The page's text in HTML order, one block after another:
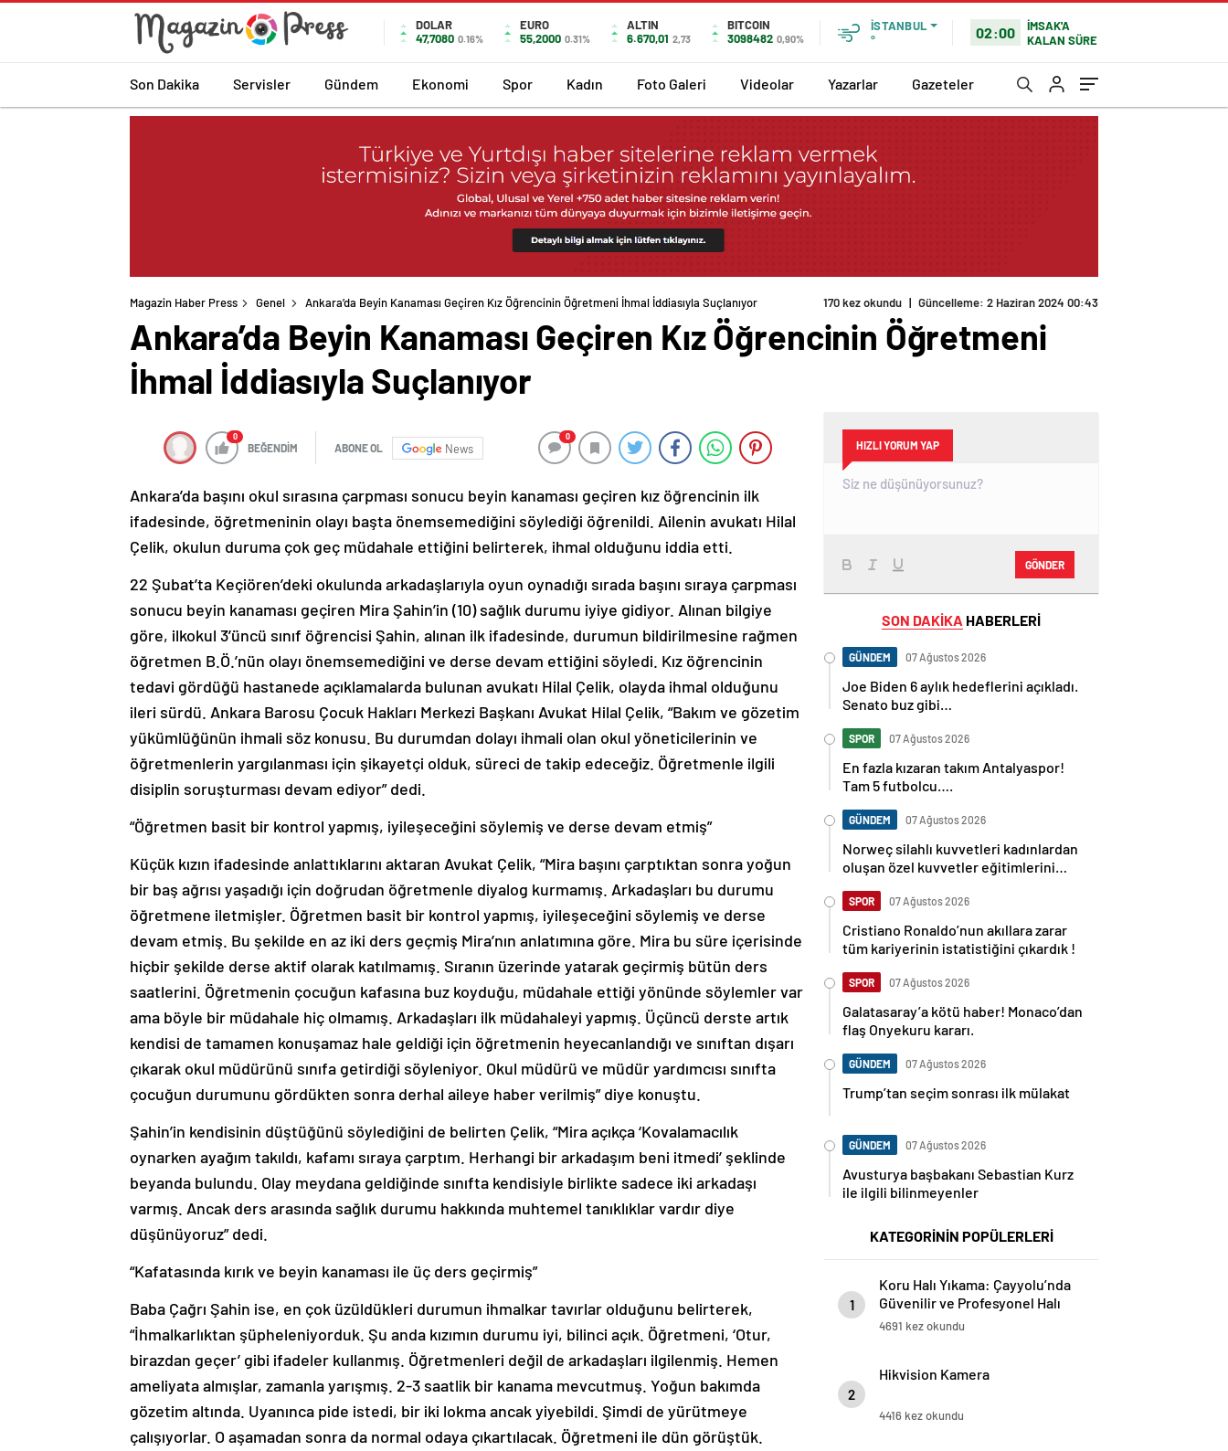
DOLAR
47,7080 0.16%
EURO
55,2000 0.31%
ALTIN
6.670,01 2,73
BITCOIN
3098482 0,90%
İSTANBUL
°
02:00
İMSAK'A
KALAN SÜRE
Son Dakika Servisler Gündem Ekonomi Spor Kadın Foto Galeri Videolar Yazarlar Gazeteler
Magazin Haber Press Genel Ankara’da Beyin Kanaması Geçiren Kız Öğrencinin Öğretmeni İhmal İddiasıyla Suçlanıyor 170 kez okundu | Güncelleme: 2 Haziran 2024 00:43
Ankara’da Beyin Kanaması Geçiren Kız Öğrencinin Öğretmeni
İhmal İddiasıyla Suçlanıyor
0
BEĞENDİM ABONE OL News
0
Ankara’da başını okul sırasına çarpması sonucu beyin kanaması geçiren kız öğrencinin ilk
ifadesinde, öğretmeninin olayı başta önemsemediğini söylediği öğrenildi. Ailenin avukatı Hilal
Çelik, okulun duruma çok geç müdahale ettiğini belirterek, ihmal olduğunu iddia etti.
22 Şubat’ta Keçiören’deki okulunda arkadaşlarıyla oyun oynadığı sırada başını sıraya çarpması
sonucu beyin kanaması geçiren Mira Şahin’in (10) sağlık durumu iyiye gidiyor. Alınan bilgiye
göre, ilkokul 3’üncü sınıf öğrencisi Şahin, alınan ilk ifadesinde, durumun bildirilmesine rağmen
öğretmen B.Ö.’nün olayı önemsemediğini ve derse devam ettiğini söyledi. Kız öğrencinin
tedavi gördüğü hastanede açıklamalarda bulunan avukatı Hilal Çelik, olayda ihmal olduğunu
ileri sürdü. Ankara Barosu Çocuk Hakları Merkezi Başkanı Avukat Hilal Çelik, “Bakım ve gözetim
yükümlüğünün ihmali söz konusu. Bu durumdan dolayı ihmali olan okul yöneticilerinin ve
öğretmenlerin yargılanması için şikayetçi olduk, süreci de takip edeceğiz. Öğretmenle ilgili
disiplin soruşturması devam ediyor” dedi.
“Öğretmen basit bir kontrol yapmış, iyileşeceğini söylemiş ve derse devam etmiş”
Küçük kızın ifadesinde anlattıklarını aktaran Avukat Çelik, “Mira başını çarptıktan sonra yoğun
bir baş ağrısı yaşadığı için doğrudan öğretmenle diyalog kurmamış. Arkadaşları bu durumu
öğretmene iletmişler. Öğretmen basit bir kontrol yapmış, iyileşeceğini söylemiş ve derse
devam etmiş. Bu şekilde en az iki ders geçmiş Mira’nın anlatımına göre. Mira bu süre içerisinde
hiçbir şekilde derse aktif olarak katılmamış. Sıranın üzerinde yatarak geçirmiş bütün ders
saatlerini. Öğretmenin çocuğun kafasına buz koyduğu, müdahale ettiği yönünde söylemler var
ama böyle bir müdahale hiç olmamış. Arkadaşları ilk müdahaleyi yapmış. Üçüncü derste artık
kendisi de tamamen konuşamaz hale geldiği için öğretmenin heyecanlandığı ve sınıftan dışarı
çıkarak okul müdürünü sınıfa getirdiği söyleniyor. Okul müdürü ve müdür yardımcısı sınıfta
çocuğun durumunu gördükten sonra derhal aileye haber verilmiş” diye konuştu.
Şahin’in kendisinin düştüğünü söylediğini de belirten Çelik, “Mira açıkça ‘Kovalamacılık
oynarken ayağım takıldı, kafamı sıraya çarptım. Herhangi bir arkadaşım beni itmedi’ şeklinde
beyanda bulundu. Olay meydana geldiğinde sınıfta kendisiyle birlikte sadece iki arkadaşı
varmış. Ancak ders arasında sağlık durumu hakkında muhtemel tanıklıklar vardır diye
düşünüyoruz” dedi.
“Kafatasında kırık ve beyin kanaması ile üç ders geçirmiş”
Baba Çağrı Şahin ise, en çok üzüldükleri durumun ihmalkar tavırlar olduğunu belirterek,
“İhmalkarlıktan şüpheleniyorduk. Şu anda kızımın durumu iyi, bilinci açık. Öğretmeni, ‘Otur,
birazdan geçer’ gibi ifadeler kullanmış. Öğretmenleri değil de arkadaşları ilgilenmiş. Hemen
ameliyata almışlar, zamanla yarışmış. 2-3 saatlik bir kanama mevcutmuş. Yoğun bakımda
gözetim altında. Uyanınca pide istedi, bir iki lokma ancak yiyebildi. Şimdi de yürütmeye
çalışıyorlar. O aşamadan sonra da normal odaya çıkartılacak. Öğretmeni ile dün görüştük.
HIZLI YORUM YAP
GÖNDER
SON DAKİKA HABERLERİ
GÜNDEM 07 Ağustos 2026
Joe Biden 6 aylık hedeflerini açıkladı.
Senato buz gibi…
SPOR 07 Ağustos 2026
En fazla kızaran takım Antalyaspor!
Tam 5 futbolcu….
GÜNDEM 07 Ağustos 2026
Norweç silahlı kuvvetleri kadınlardan
oluşan özel kuvvetler eğitimlerini
SPOR 07 Ağustos 2026
Cristiano Ronaldo’nun akıllara zarar
tüm kariyerinin istatistiğini çıkardık !
SPOR 07 Ağustos 2026
Galatasaray’a kötü haber! Monaco’dan
flaş Onyekuru kararı.
GÜNDEM 07 Ağustos 2026
Trump’tan seçim sonrası ilk mülakat
GÜNDEM 07 Ağustos 2026
Avusturya başbakanı Sebastian Kurz
ile ilgili bilinmeyenler
KATEGORİNİN POPÜLERLERİ
1
Koru Halı Yıkama: Çayyolu’nda
Güvenilir ve Profesyonel Halı
Temizliği
4691 kez okundu
2
Hikvision Kamera
4416 kez okundu